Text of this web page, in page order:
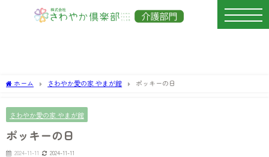
ホーム さわやか愛の家 やまが館 ポッキーの日
さわやか愛の家 やまが館
ポッキーの日
2024-11-11 2024-11-11